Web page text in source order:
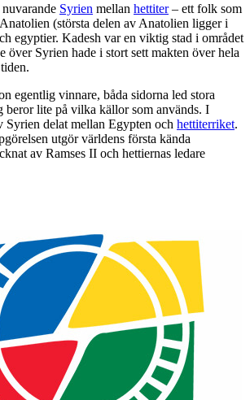
Syrien mellan hettiter– ett folk som
(största delen av Anatolien ligger i
egyptier. Kadesh var en viktig stad i området
över Syrien hade i stort sett makten över hela
egentlig vinnare, båda sidorna led stora
beror lite på vilka källor som används. I
delat mellan Egypten och hettiterriket.
utgör världens första kända
av Ramses II och hettiernas ledare